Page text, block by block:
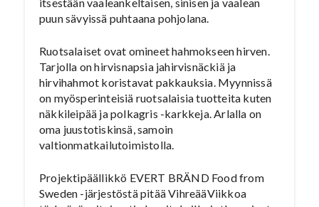
puun sävyissä puhtaana pohjolana.
Ruotsalaiset ovat omineet hahmokseen hirven.
Tarjolla on hirvisnapsia jahirvisnäckiä ja
hirvihahmot koristavat pakkauksia. Myynnissä
on myösperinteisiä ruotsalaisia tuotteita kuten
näkkileipää ja polkagris -karkkeja. Arlalla on
oma juustotiskinsä, samoin
valtionmatkailutoimistolla.
Projektipäällikkö EVERT BRÄND Food from
Sweden -järjestöstä pitää VihreääViikkoa